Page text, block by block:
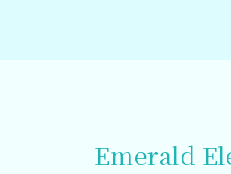
Emerald